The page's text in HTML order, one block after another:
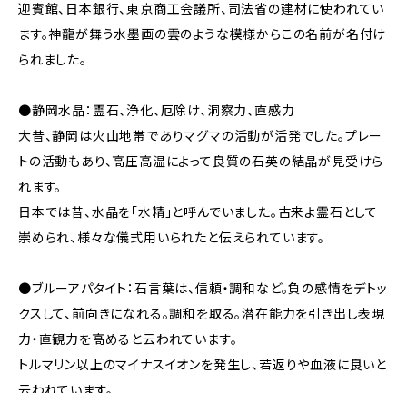
迎賓館、日本銀行、東京商工会議所、司法省の建材に使われてい
ます。神龍が舞う水墨画の雲のような模様からこの名前が名付け
られました。
●静岡水晶：霊石、浄化、厄除け、洞察力、直感力
大昔、静岡は火山地帯でありマグマの活動が活発でした。プレー
トの活動もあり、高圧高温によって良質の石英の結晶が見受けら
れます。
日本では昔、水晶を「水精」と呼んでいました。古来よ霊石として
崇められ、様々な儀式用いられたと伝えられています。
●ブルーアパタイト：石言葉は、信頼・調和など。負の感情をデトッ
クスして、前向きになれる。調和を取る。潜在能力を引き出し表現
力・直観力を高めると云われています。
トルマリン以上のマイナスイオンを発生し、若返りや血液に良いと
云われています。